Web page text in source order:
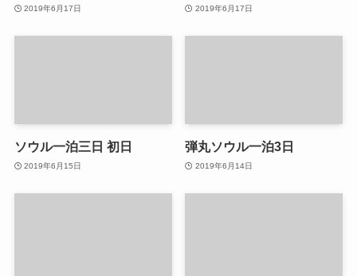
2019年6月17日 2019年6月17日
ソウル一泊三日 初日
2019年6月15日
弾丸ソウル一泊3日
2019年6月14日